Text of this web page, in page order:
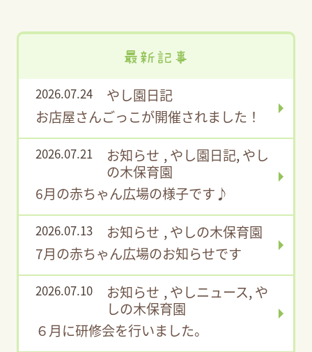
最新記事
2026.07.24
やし園日記
お店屋さんごっこが開催されました！
2026.07.21 お知らせ ,やし園日記,やし
の木保育園
6月の赤ちゃん広場の様子です♪
2026.07.13 お知らせ ,やしの木保育園
7月の赤ちゃん広場のお知らせです
2026.07.10 お知らせ ,やしニュース,や
しの木保育園
６月に研修会を行いました。